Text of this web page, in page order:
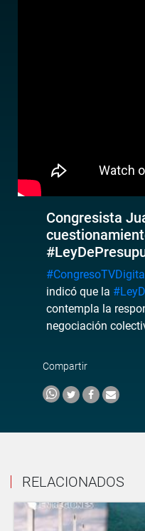
Congresista
indicó que la
contempla la
negociación
Compartir
RELACIONADOS